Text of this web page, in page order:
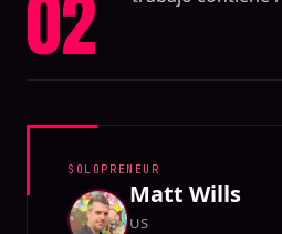
02
SOLOPRENEUR
Matt Wills
US